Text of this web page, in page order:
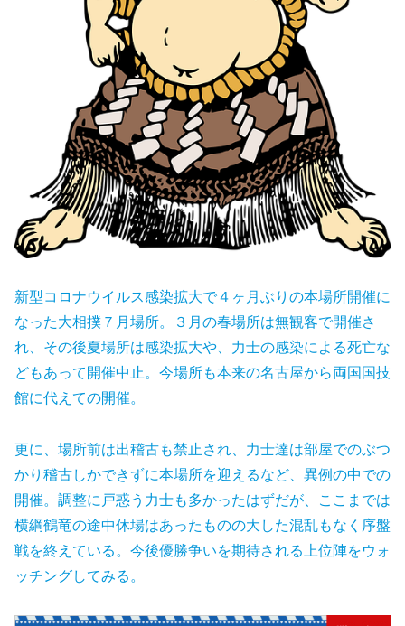
新型コロナウイルス感染拡大で４ヶ月ぶりの本場所開催に
なった大相撲７月場所。３月の春場所は無観客で開催さ
れ、その後夏場所は感染拡大や、力士の感染による死亡な
どもあって開催中止。今場所も本来の名古屋から両国国技
館に代えての開催。
更に、場所前は出稽古も禁止され、力士達は部屋でのぶつ
かり稽古しかできずに本場所を迎えるなど、異例の中での
開催。調整に戸惑う力士も多かったはずだが、ここまでは
横綱鶴竜の途中休場はあったものの大した混乱もなく序盤
戦を終えている。今後優勝争いを期待される上位陣をウォ
ッチングしてみる。